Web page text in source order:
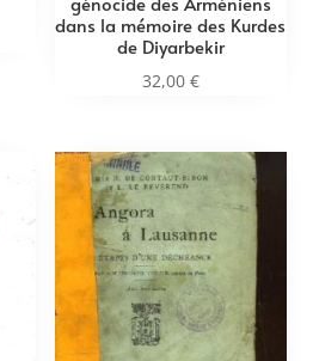
dans la mémoire des Kurdes
de Diyarbekir
32,00 €